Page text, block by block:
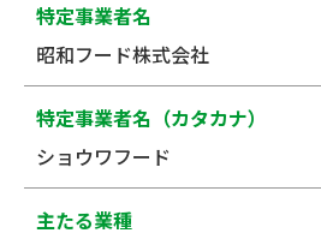
特定事業者名
昭和フード株式会社
特定事業者名（カタカナ）
ショウワフード
主たる業種